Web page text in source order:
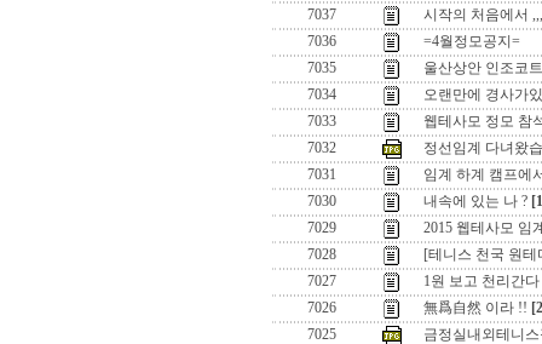
7037
시작의 처음에서 ,,,
7036
=4월정모공지=
7035
울산상안 인조코
7034
오랜만에 경사가
7033
웹테사모 정모 참
7032
정선임계 다녀왔
7031
임계 하계 캠프에
7030
내속에 있는 나 ?
7029
2015 웹테사모 임
7028
[테니스 천국 원
7027
1원 보고 천리간
7026
無爲自然 이라 !!
7025
금정실내외테니